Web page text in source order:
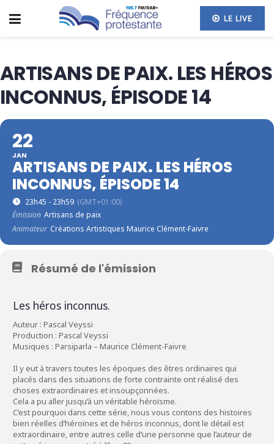
LE LIVE
ARTISANS DE PAIX. LES HÉROS
INCONNUS, ÉPISODE 14
22
JAN
ARTISANS DE PAIX. LES HÉROS
INCONNUS, ÉPISODE 14
23h45 - 23h59 (GMT+01:00)
Émission Artisans de paix
Animateur Créations Artistiques Maurice Clément-Faivre
Résumé de l'émission
Les héros inconnus.
Auteur : Pascal Veyssi
Production : Pascal Veyssi
Musiques : Parsiparla – Maurice Clément-Faivre
Il y eut à travers toutes les époques des êtres ordinaires qui
placés dans des situations de forte contrainte ont réalisé des
choses extraordinaires et insoupçonnées.
Cela a pu aller jusqu’à un véritable héroïsme.
C’est pourquoi dans cette série, nous vous contons des histoires
bien réelles d’héroïnes et de héros inconnus, dont le détail est
extraordinaire, entre autres celle d’une personne que l’auteur de